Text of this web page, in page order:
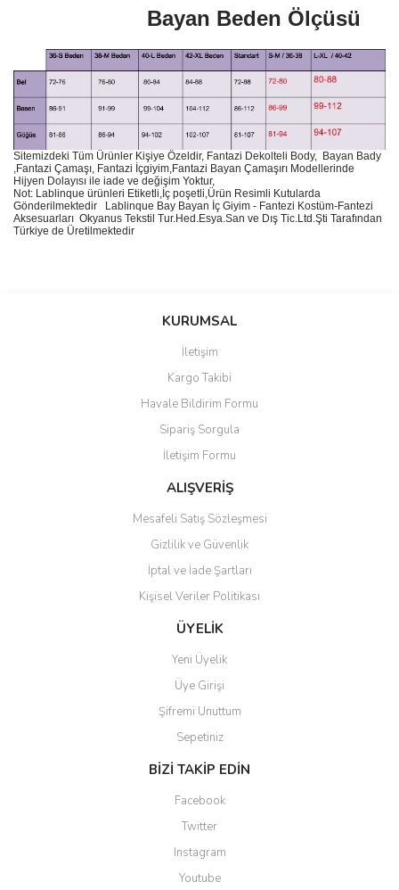
Bayan Beden Ölçüsü
Sitemizdeki Tüm Ürünler Kişiye Özeldir, Fantazi Dekolteli Body, Bayan Bady
,Fantazi Çamaşı, Fantazi İçgiyim,Fantazi Bayan Çamaşırı Modellerinde
Hijyen Dolayısı ile iade ve değişim Yoktur,
Not: Lablinque ürünleri Etiketli,İç poşetli,Ürün Resimli Kutularda
Gönderilmektedir
Lablinque Bay Bayan ç Giyim - Fantezi Kostüm-Fantezi
Aksesuarları Okyanus Tekstil Tur.Hed.Esya.San ve Dış Tic.Ltd.Şti Tarafından
Türkiye de Üretilmektedir
Bu ürüne ilk yorumu siz yapın!
Ürün resmi kalitesiz, bozuk veya görüntülenemiyor.
Ürün açıklamasında eksik bilgiler bulunuyor.
Ürün bilgilerinde hatalar bulunuyor.
Ürün fiyatı diğer sitelerden daha pahalı.
Bu ürüne benzer farklı alternatifler olmalı.
Gönder
KURUMSAL
İletişim
Kargo Takibi
Havale Bildirim Formu
Sipariş Sorgula
İletişim Formu
ALIŞVERİŞ
Mesafeli Satış Sözleşmesi
Gizlilik ve Güvenlik
İptal ve İade Şartları
Kişisel Veriler Politikası
ÜYELİK
Yeni Üyelik
Üye Girişi
Şifremi Unuttum
Sepetiniz
BİZİ TAKİP EDİN
Facebook
Twitter
Instagram
Youtube